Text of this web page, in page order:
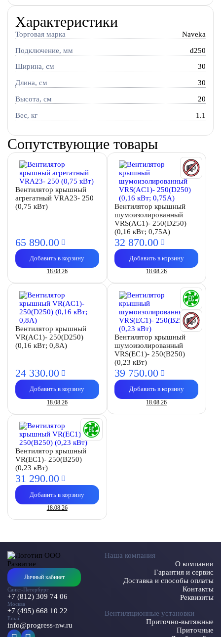
Характеристики
Торговая марка Naveka
Подключение, мм d250
Ширина, см 30
Длина, см 30
Высота, см 20
Вес, кг 1.1
Сопутствующие товары
Вентилятор крышный
агрегатный VRA23- 250
(0,75 кВт)
65 890.00
Добавить в корзину
18.08.26
Вентилятор крышный
шумоизолированный
VRS(AC1)- 250(D250)
(0,16 кВт; 0,75А)
32 870.00
Добавить в корзину
18.08.26
Вентилятор крышный
VR(AC1)- 250(D250)
(0,16 кВт; 0,8А)
24 330.00
Добавить в корзину
18.08.26
Вентилятор крышный
шумоизолированный
VRS(EC1)- 250(B250)
(0,23 кВт)
39 750.00
Добавить в корзину
18.08.26
Вентилятор крышный
VR(EC1)- 250(B250)
(0,23 кВт)
31 290.00
Добавить в корзину
18.08.26
Личный кабинет
Санкт-Петербург
+7 (812) 309 74 06
Москва
+7 (495) 668 10 22
Email
info@progress-nw.ru
Наша компания
О компании
Гарантия и сервис
Доставка и способы оплаты
Контакты
Реквизиты
Вентиляционные установки
Приточно-вытяжные
Приточные